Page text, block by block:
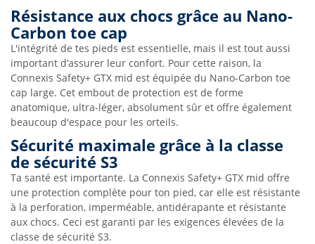
Résistance aux chocs grâce au Nano-
Carbon toe cap
L'intégrité de tes pieds est essentielle, mais il est tout aussi
important d’assurer leur confort. Pour cette raison, la
Connexis Safety+ GTX mid est équipée du Nano-Carbon toe
cap large. Cet embout de protection est de forme
anatomique, ultra-léger, absolument sûr et offre également
beaucoup d'espace pour les orteils.
Sécurité maximale grâce à la classe
de sécurité S3
Ta santé est importante. La Connexis Safety+ GTX mid offre
une protection complète pour ton pied, car elle est résistante
à la perforation, imperméable, antidérapante et résistante
aux chocs. Ceci est garanti par les exigences élevées de la
classe de sécurité S3.